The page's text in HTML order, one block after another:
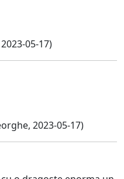
05-17)
2023-05-17)